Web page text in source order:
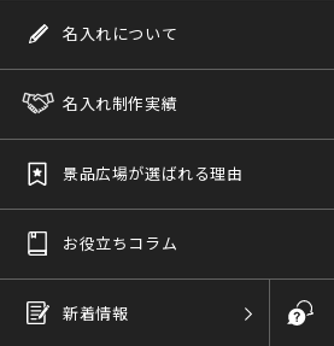
名入れについて
名入れ制作実績
景品広場が選ばれる理由
お役立ちコラム
新着情報